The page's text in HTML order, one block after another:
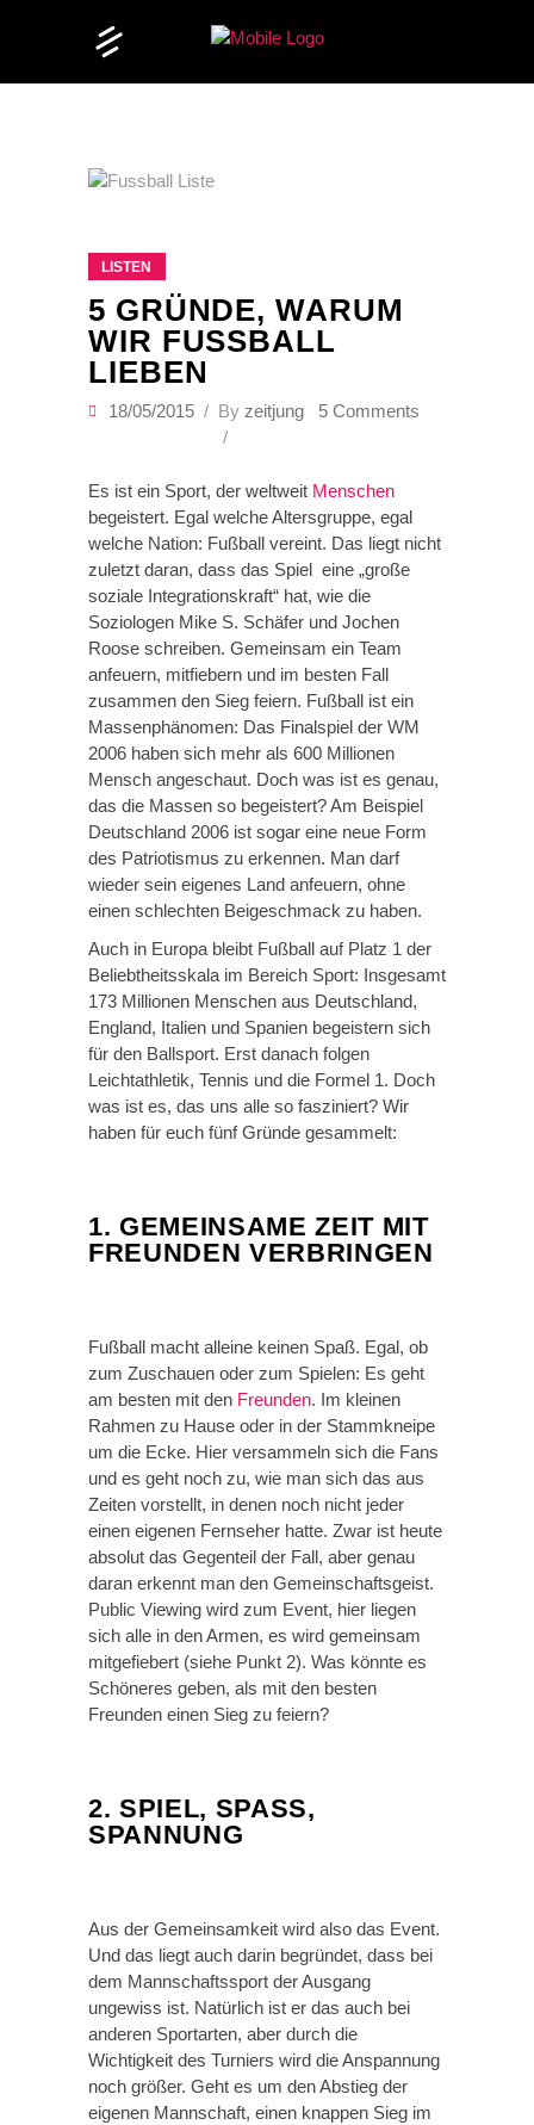
LISTEN
5 GRÜNDE, WARUM
WIR FUSSBALL L
IEBEN
18/05/2015 By zeitjung 5 Comments
Es ist ein Sport, der weltweit Menschen
begeistert. Egal welche Altersgruppe, egal
welche Nation: Fußball vereint. Das liegt nicht
zuletzt daran, dass das Spiel eine „große
soziale Integrationskraft“ hat, wie die
Soziologen Mike S. Schäfer und Jochen
Roose schreiben. Gemeinsam ein Team
anfeuern, mitfiebern und im besten Fall
zusammen den Sieg feiern. Fußball ist ein
Massenphänomen: Das Finalspiel der WM
2006 haben sich mehr als 600 Millionen
Mensch angeschaut. Doch was ist es genau,
das die Massen so begeistert? Am Beispiel
Deutschland 2006 ist sogar eine neue Form
des Patriotismus zu erkennen. Man darf
wieder sein eigenes Land anfeuern, ohne
einen schlechten Beigeschmack zu haben.
Auch in Europa bleibt Fußball auf Platz 1 der
Beliebtheitsskala im Bereich Sport: Insgesamt
173 Millionen Menschen aus Deutschland,
England, Italien und Spanien begeistern sich
für den Ballsport. Erst danach folgen
Leichtathletik, Tennis und die Formel 1. Doch
was ist es, das uns alle so fasziniert? Wir
haben für euch fünf Gründe gesammelt:
1. GEMEINSAME ZEIT MIT
FREUNDEN VERBRINGEN
Fußball macht alleine keinen Spaß. Egal, ob
zum Zuschauen oder zum Spielen: Es geht
am besten mit den Freunden. Im kleinen
Rahmen zu Hause oder in der Stammkneipe
um die Ecke. Hier versammeln sich die Fans
und es geht noch zu, wie man sich das aus
Zeiten vorstellt, in denen noch nicht jeder
einen eigenen Fernseher hatte. Zwar ist heute
absolut das Gegenteil der Fall, aber genau
daran erkennt man den Gemeinschaftsgeist.
Public Viewing wird zum Event, hier liegen
sich alle in den Armen, es wird gemeinsam
mitgefiebert (siehe Punkt 2). Was könnte es
Schöneres geben, als mit den besten
Freunden einen Sieg zu feiern?
2. SPIEL, SPASS, S
PANNUNG
Aus der Gemeinsamkeit wird also das Event.
Und das liegt auch darin begründet, dass bei
dem Mannschaftssport der Ausgang
ungewiss ist. Natürlich ist er das auch bei
anderen Sportarten, aber durch die
Wichtigkeit des Turniers wird die Anspannung
noch größer. Geht es um den Abstieg der
eigenen Mannschaft, einen knappen Sieg im